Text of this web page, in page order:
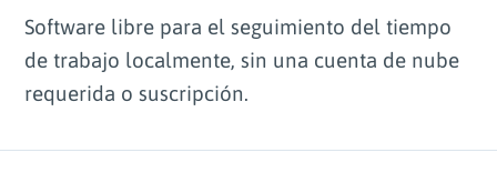
Software libre para el seguimiento del tiempo
de trabajo localmente, sin una cuenta de nube
requerida o suscripción.